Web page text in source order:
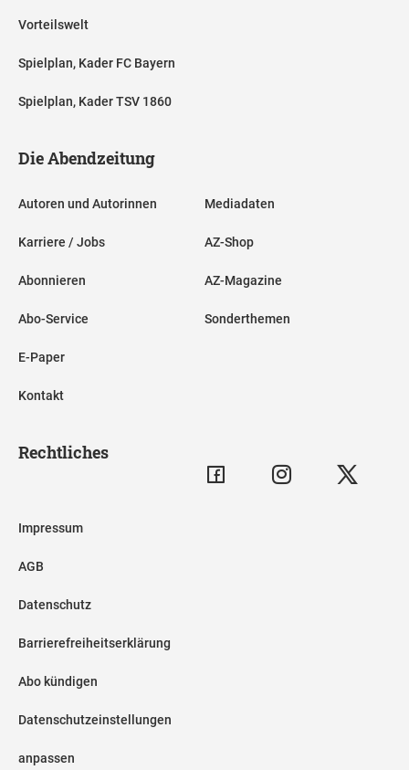
Vorteilswelt
Spielplan, Kader FC Bayern
Spielplan, Kader TSV 1860
Die Abendzeitung
Autoren und Autorinnen
Karriere / Jobs
Abonnieren
Abo-Service
E-Paper
Kontakt
Mediadaten
AZ-Shop
AZ-Magazine
Sonderthemen
Rechtliches
Impressum
AGB
Datenschutz
Barrierefreiheitserklärung
Abo kündigen
Datenschutzeinstellungen
anpassen